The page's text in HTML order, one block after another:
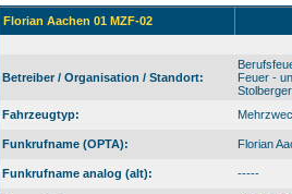
Florian Aachen 01 MZF-02
Betreiber / Organisation / Standort:
Feuer -
Fahrzeugtyp:
Funkrufname (OPTA): Florian
Funkrufname analog (alt): -----